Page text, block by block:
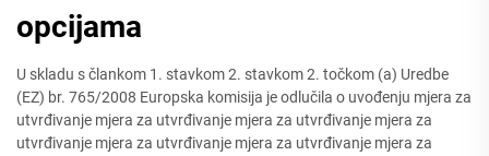
opcijama
U skladu s člankom 1. stavkom 2. stavkom 2. točkom (a) Uredbe
(EZ) br. 765/2008 Europska komisija je odlučila o uvođenju mjera za
utvrđivanje mjera za utvrđivanje mjera za utvrđivanje mjera za
utvrđivanje mjera za utvrđivanje mjera za utvrđivanje mjera za